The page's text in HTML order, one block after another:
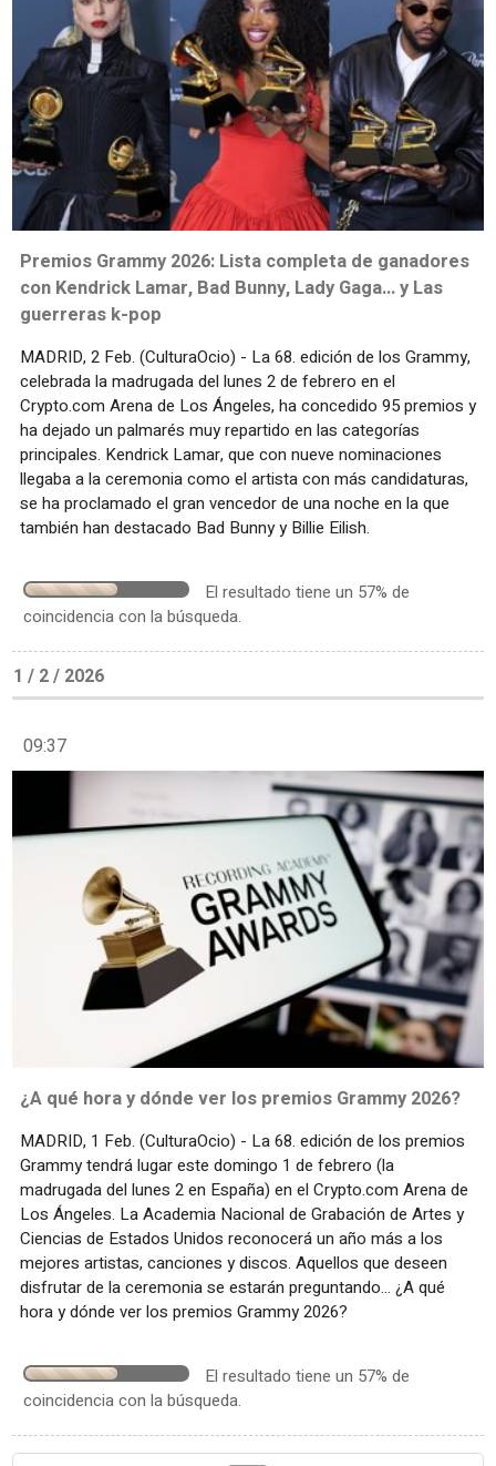
Premios Grammy 2026: Lista completa de ganadores
con Kendrick Lamar, Bad Bunny, Lady Gaga... y Las
guerreras k-pop
MADRID, 2 Feb. (CulturaOcio) - La 68. edición de los Grammy,
celebrada la madrugada del lunes 2 de febrero en el
Crypto.com Arena de Los Ángeles, ha concedido 95 premios y
ha dejado un palmarés muy repartido en las categorías
principales. Kendrick Lamar, que con nueve nominaciones
llegaba a la ceremonia como el artista con más candidaturas,
se ha proclamado el gran vencedor de una noche en la que
también han destacado Bad Bunny y Billie Eilish.
El resultado tiene un 57% de
coincidencia con la búsqueda.
1 / 2 / 2026
09:37
¿A qué hora y dónde ver los premios Grammy 2026?
MADRID, 1 Feb. (CulturaOcio) - La 68. edición de los premios
Grammy tendrá lugar este domingo 1 de febrero (la
madrugada del lunes 2 en España) en el Crypto.com Arena de
Los Ángeles. La Academia Nacional de Grabación de Artes y
Ciencias de Estados Unidos reconocerá un año más a los
mejores artistas, canciones y discos. Aquellos que deseen
disfrutar de la ceremonia se estarán preguntando... ¿A qué
hora y dónde ver los premios Grammy 2026?
El resultado tiene un 57% de
coincidencia con la búsqueda.